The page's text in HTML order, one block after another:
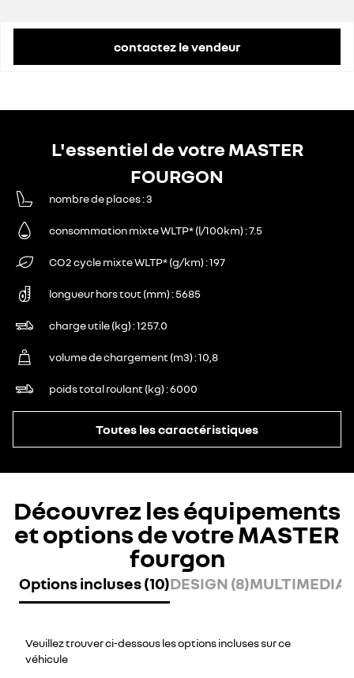
contactez le vendeur
L'essentiel de votre MASTER
FOURGON
nombre de places 3
consommation mixte WLTP* (l/100km) 7.5
CO2 cycle mixte WLTP* (g/km) 197
longueur hors tout (mm) 5685
charge utile (kg) 1257.0
volume de chargement (m3) 10,8
poids total roulant (kg) 6000
Toutes les caractéristiques
Découvrez les équipements
et options de votre MASTER
fourgon
Options incluses (10)DESIGN (8)MULTIMEDIA
Veuillez trouver ci-dessous les options incluses sur ce
véhicule